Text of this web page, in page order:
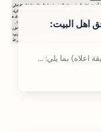
اهل البيت:
اعلاه) بما يلي: …